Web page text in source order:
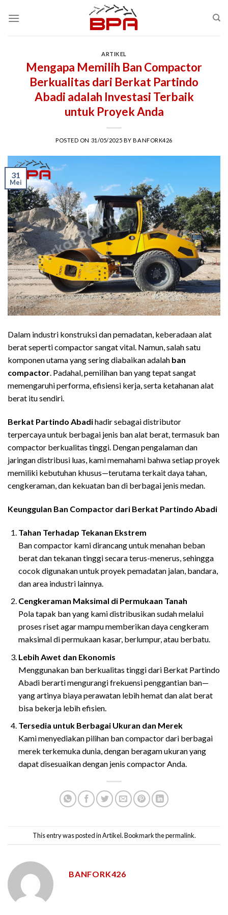
ARTIKEL
Mengapa Memilih Ban Compactor
Berkualitas dari Berkat Partindo
Abadi adalah Investasi Terbaik
untuk Proyek Anda
POSTED ON 31/05/2025 BYBANFORK426
31
Mei
Dalam industri konstruksi dan pemadatan, keberadaan alat
berat seperti compactor sangat vital. Namun, salah satu
komponen utama yang sering diabaikan adalah ban
compactor. Padahal, pemilihan ban yang tepat sangat
memengaruhi performa, efisiensi kerja, serta ketahanan alat
berat itu sendiri.
Berkat Partindo Abadihadir sebagai distributor
terpercaya untuk berbagai jenis ban alat berat, termasuk ban
compactor berkualitas tinggi. Dengan pengalaman dan
jaringan distribusi luas, kami memahami bahwa setiap proyek
memiliki kebutuhan khusus—terutama terkait daya tahan,
cengkeraman, dan kekuatan ban di berbagai jenis medan.
Keunggulan Ban Compactor dari Berkat Partindo Abadi
Tahan Terhadap Tekanan Ekstrem
Ban compactor kami dirancang untuk menahan beban
berat dan tekanan tinggi secara terus-menerus, sehingga
cocok digunakan untuk proyek pemadatan jalan, bandara,
dan area industri lainnya.
Cengkeraman Maksimal di Permukaan Tanah
Pola tapak ban yang kami distribusikan sudah melalui
proses riset agar mampu memberikan daya cengkeram
maksimal di permukaan kasar, berlumpur, atau berbatu.
Lebih Awet dan Ekonomis
Menggunakan ban berkualitas tinggi dari Berkat Partindo
Abadi berarti mengurangi frekuensi penggantian ban—
yang artinya biaya perawatan lebih hemat dan alat berat
bisa bekerja lebih efisien.
Tersedia untuk Berbagai Ukuran dan Merek
Kami menyediakan pilihan ban compactor dari berbagai
merek terkemuka dunia, dengan beragam ukuran yang
dapat disesuaikan dengan jenis compactor Anda.
This entry was posted inArtikel. Bookmark thepermalink.
BANFORK426